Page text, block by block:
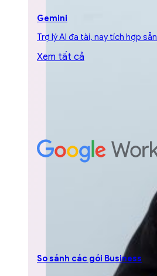
Gemini
Trợ lý AI đa tài, nay tích hợp sẵn
Xem tất cả
So sánh các gói Business